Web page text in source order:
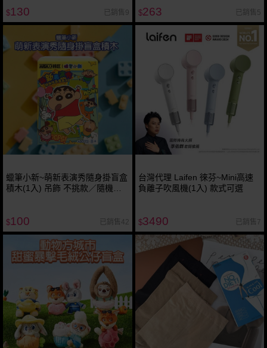
$130 已銷售9 $263 已銷售5
蠟筆小新~萌新表演秀隨身掛盲盒
積木(1入) 吊飾 不挑款／隨機出
$100 已銷售42
台灣代理 Laifen 徠芬~Mini高速
負離子吹風機(1入) 款式可選
$3490 已銷售7